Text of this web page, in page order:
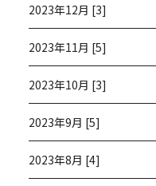
2023年12月 [3]
2023年11月 [5]
2023年10月 [3]
2023年9月 [5]
2023年8月 [4]